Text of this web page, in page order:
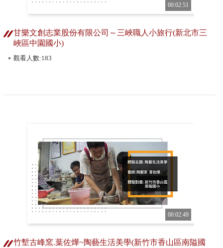
00:02:51
甘樂文創志業股份有限公司～三峽職人小旅行(新北市三
峽區中園國小)
觀看人數:183
00:02:49
竹塹古峰窯.葉佐燁~陶藝生活美學(新竹市香山區南隘國